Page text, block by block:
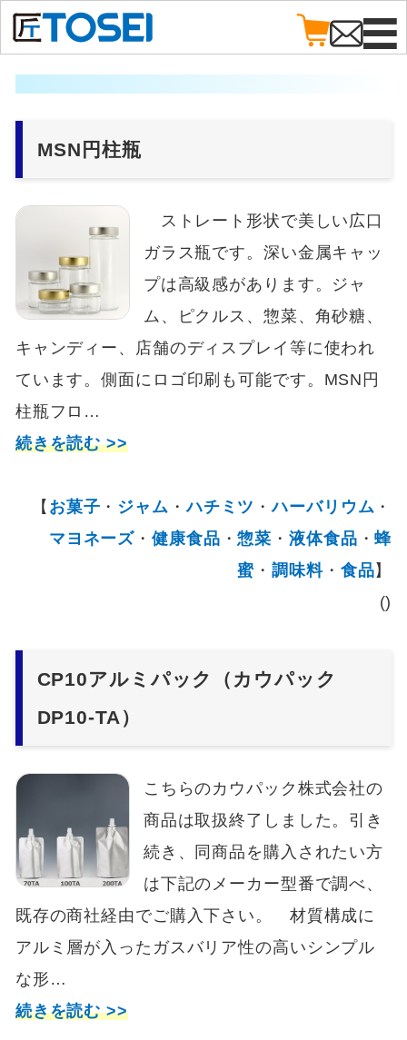
MSN円柱瓶
ストレート形状で美しい広口
ガラス瓶です。深い金属キャッ
プは高級感があります。ジャ
ム、ピクルス、惣菜、角砂糖、
キャンディー、店舗のディスプレイ等に使われ
ています。側面にロゴ印刷も可能です。MSN円
柱瓶フロ…
続きを読む >>
【 お菓子 ・ ジャム ・ハチミツ ・ハーバリウム ・
マヨネーズ ・ 健康食品 ・惣菜 ・ 液体食品 ・蜂
蜜 ・調味料・ 食品】
()
CP10アルミパック（カウパック
DP10-TA）
こちらのカウパック株式会社の
商品は取扱終了しました。引き
続き、同商品を購入されたい方
は下記のメーカー型番で調べ、
既存の商社経由でご購入下さい。 材質構成に
アルミ層が入ったガスバリア性の高いシンプル
な形…
続きを読む >>